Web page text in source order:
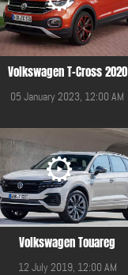
Volkswagen T-Cross 2020
05 January 2023, 12:00 AM
Volkswagen Touareg
12 July 2019, 12:00 AM